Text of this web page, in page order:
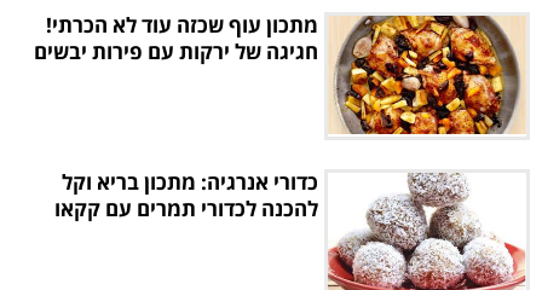
מתכון עוף שכזה עוד לא הכרתי!
חגיגה של ירקות עם פירות יבשים
כדורי אנרגיה: מתכון בריא וקל
להכנה לכדורי תמרים עם קקאו